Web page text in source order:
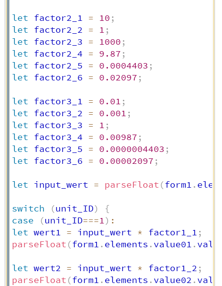
let factor2_1 = 10 ;
let factor2_2 = 1 ;
let factor2_3 = 1000 ;
let factor2_4 = 9.87 ;
let factor2_5 = 0.0004403 ;
let factor2_6 = 0.02097 ;
let factor3_1 = 0.01 ;
let factor3_2 = 0.001 ;
let factor3_3 = 1 ;
let factor3_4 = 0.00987 ;
let factor3_5 = 0.0000004403 ;
let factor3_6 = 0.00002097 ;
let input_wert = parseFloat (form1 .
switch (unit_ID)
{
case
(unit_ID===1) :
let wert1 = input_wert * factor1_1 ;
parseFloat (form1 . elements . value01 .
let wert2 = input_wert * factor1_2 ;
parseFloat (form1 . elements . value02 .